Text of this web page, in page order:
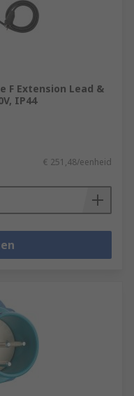
F Extension Lead &
IP44
€ 251,48/eenheid